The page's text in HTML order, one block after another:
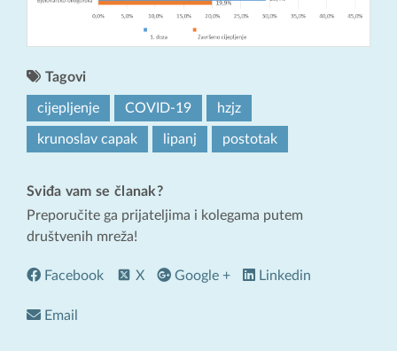
Tagovi
cijepljenje COVID-19 hzjz
krunoslav capak lipanj postotak
Sviđa vam se članak?
Preporučite ga prijateljima i kolegama putem
društvenih mreža!
Facebook X Google + Linkedin
Email